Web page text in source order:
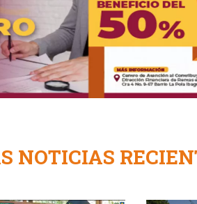
NOTICIAS